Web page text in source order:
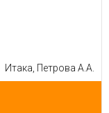
Итака, Петрова А.А.